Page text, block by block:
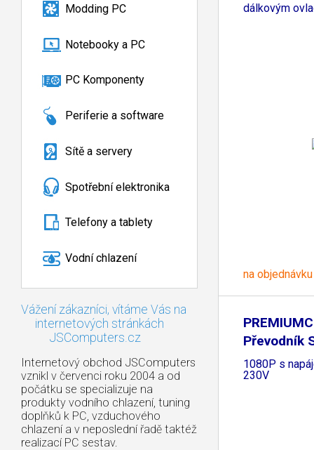
Modding PC
Notebooky a PC
PC Komponenty
Periferie a software
Sítě a servery
Spotřební elektronika
Telefony a tablety
Vodní chlazení
Vážení zákazníci, vítáme Vás na
internetových stránkách
JSComputers.cz
Internetový obchod JSComputers
vznikl v červenci roku 2004 a od
počátku se specializuje na
produkty vodního chlazení, tuning
doplňků k PC, vzduchového
chlazení a v neposlední řadě taktéž
realizací PC sestav.
dálkovým
na objednávku
Převodník
HDMI
1080P s
230V